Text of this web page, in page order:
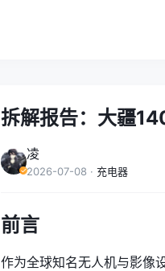
拆解报告：大疆
凌
2026-07-08 · 充电器
前言
作为全球知名无人机与影像